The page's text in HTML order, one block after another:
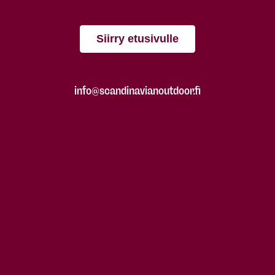
Siirry etusivulle
info@scandinavianoutdoor.fi